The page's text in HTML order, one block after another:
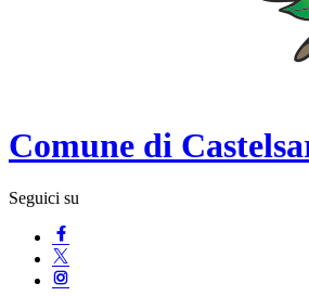
Comune di
Seguici su